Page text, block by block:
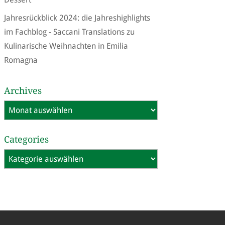
Jahresrückblick 2024: die Jahreshighlights
im Fachblog - Saccani Translationszu
Kulinarische Weihnachten in Emilia
Romagna
Archives
Archives
Categories
Categories